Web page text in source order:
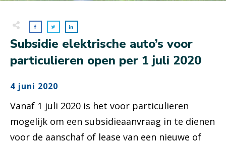
Subsidie elektrische auto’s voor
particulieren open per 1 juli 2020
4 juni 2020
Vanaf 1 juli 2020 is het voor particulieren
mogelijk om een subsidieaanvraag in te dienen
voor de aanschaf of lease van een nieuwe of